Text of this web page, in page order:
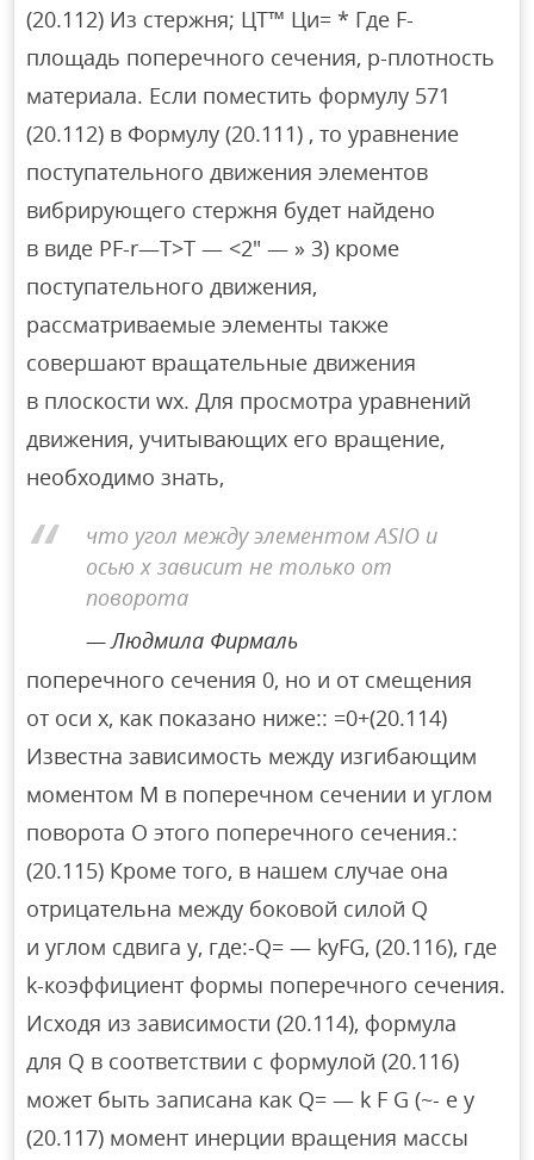
(20.112) Из стержня; ЦТ™ Ци= * Где F-
площадь поперечного сечения, p-плотность
материала. Если поместить формулу 571
(20.112) в Формулу (20.111) , то уравнение
поступательного движения элементов
вибрирующего стержня будет найдено
в виде PF-r—T>T — <2″ — » 3) кроме
поступательного движения,
рассматриваемые элементы также
совершают вращательные движения
в плоскости wx. Для просмотра уравнений
движения, учитывающих его вращение,
необходимо знать,
что угол между элементом ASIO и
осью x зависит не только от
поворота
Людмила Фирмаль
поперечного сечения 0, но и от смещения
от оси x, как показано ниже:: =0+(20.114)
Известна зависимость между изгибающим
моментом M в поперечном сечении и углом
поворота O этого поперечного сечения.:
(20.115) Кроме того, в нашем случае она
отрицательна между боковой силой Q
и углом сдвига y, где:-Q= — kyFG, (20.116), где
k-коэффициент формы поперечного сечения.
Исходя из зависимости (20.114), формула
для Q в соответствии с формулой (20.116)
может быть записана как Q= — k F G (~- e y
(20.117) момент инерции вращения массы